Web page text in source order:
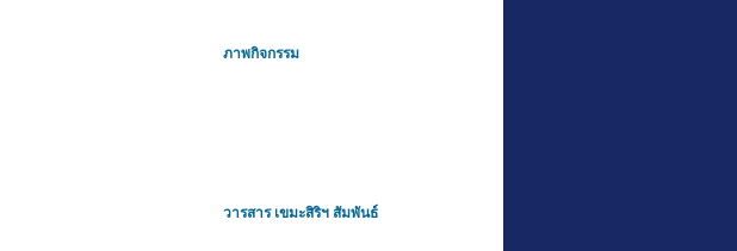
ภาพกิจกรรม
วารสาร เขมะสิริฯ สัมพันธ์